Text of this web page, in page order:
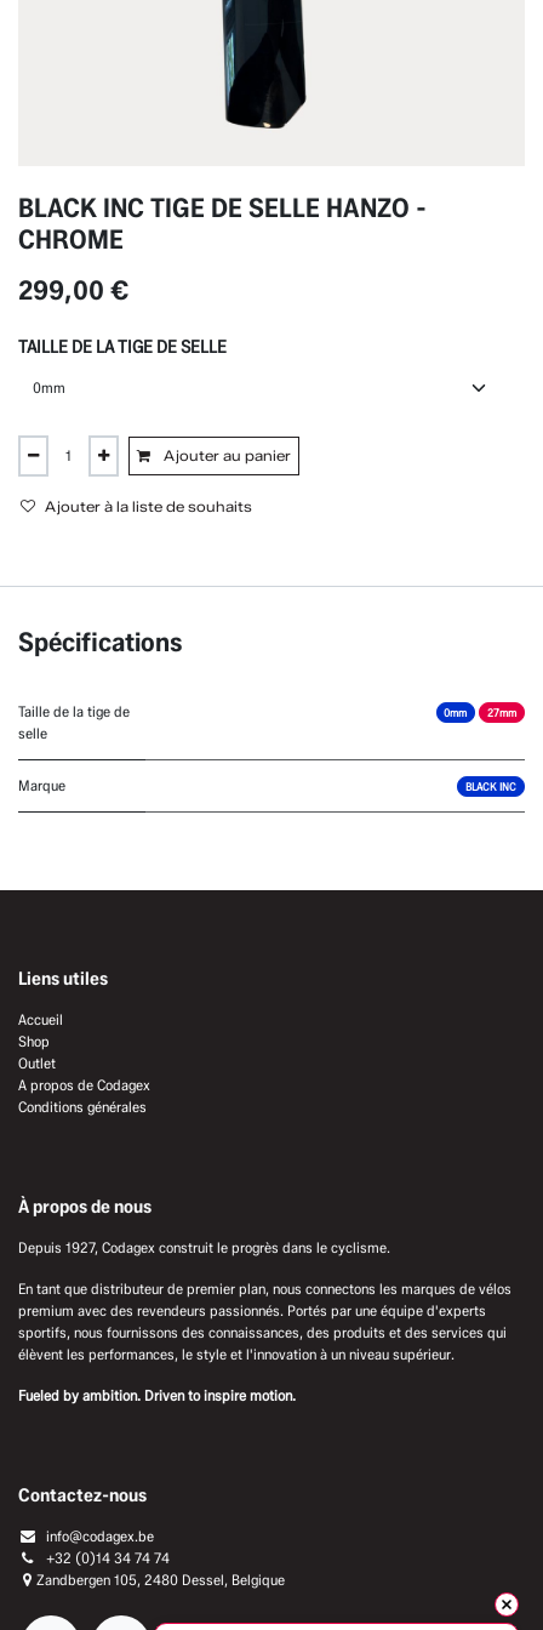
BLACK INC TIGE DE SELLE HANZO -
CHROME
299,00 €
TAILLE DE LA TIGE DE SELLE
Ajouter au panier
Ajouter à la liste de souhaits
Spécifications
Taille de la tige de
selle
0mm 27mm
Marque BLACK INC
Liens utiles
Accueil
Shop
Outlet
A propos de Codagex
Conditions générales
À propos de nous
Depuis 1927, Codagex construit le progrès dans le cyclisme.
En tant que distributeur de premier plan, nous connectons les marques de vélos
premium avec des revendeurs passionnés. Portés par une équipe d'experts
sportifs, nous fournissons des connaissances, des produits et des services qui
élèvent les performances, le style et l'innovation à un niveau supérieur.
Fueled by ambition. Driven to inspire motion.
Contactez-nous
info@codagex.be
+32 (0)14 34 74 74​
Zandbergen 105, 2480 Dessel, Belgique